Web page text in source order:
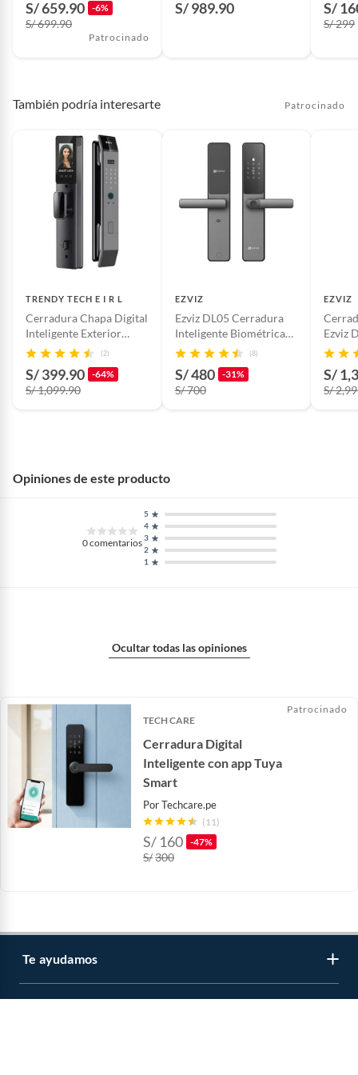
S/ 659.90 -6%
S/ 699.90
Patrocinado
S/ 989.90 S/
S/ 299
También podría interesarte Patrocinado
TRENDY TECH E I R L
Cerradura Chapa Digital
Inteligente Exterior
Smart 6 en 1 Huella,
código, App
(2)
S/ 399.90 -64%
S/ 1,099.90
EZVIZ
Ezviz DL05 Cerradura
Inteligente Biométrica
Por Huella Clave Y App
(8)
S/ 480 -31%
S/ 700
EZVIZ
Ezviz
Wifi
S/
S/
Opiniones de este producto
0comentarios
1
2
3
4
5
Ocultar todas las opiniones
TECH CARE
Cerradura Digital
Inteligente con app Tuya
Smart
PorTechcare.pe
(11)
S/ 160 -47%
S/300
Patrocinado
Te ayudamos